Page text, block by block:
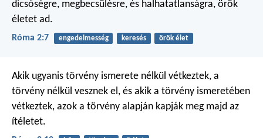
dicsőségre, megbecsülésre, és halhatatlanságra, örök
életet ad.
Róma 2:7 engedelmesség keresés örök élet
Akik ugyanis törvény ismerete nélkül vétkeztek, a
törvény nélkül vesznek el, és akik a törvény ismeretében
vétkeztek, azok a törvény alapján kapják meg majd az
ítéletet.